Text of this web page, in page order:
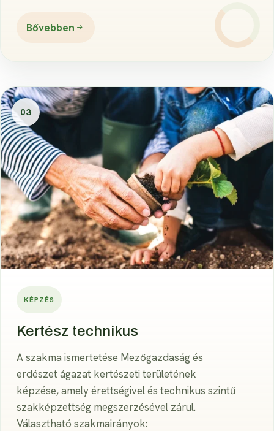
Bővebben
03
KÉPZÉS
Kertész technikus
A szakma ismertetése Mezőgazdaság és
erdészet ágazat kertészeti területének
képzése, amely érettségivel és technikus szintű
szakképzettség megszerzésével zárul.
Választható szakmairányok: